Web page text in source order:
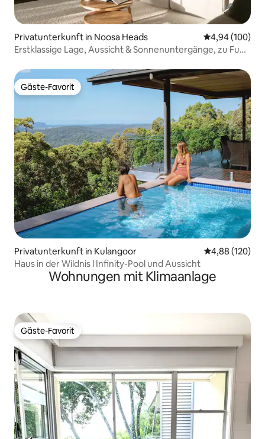
Privatunterkunft in Noosa Heads
4,94 (100)
Erstklassige Lage, Aussicht & Sonnenuntergänge, zu Fuß
Gäste-Favorit
Gäste-Favorit
Privatunterkunft in Kulangoor
4,88 (120)
Haus in der Wildnis l Infinity-Pool und Aussicht
Wohnungen mit Klimaanlage
Gäste-Favorit
Gäste-Favorit